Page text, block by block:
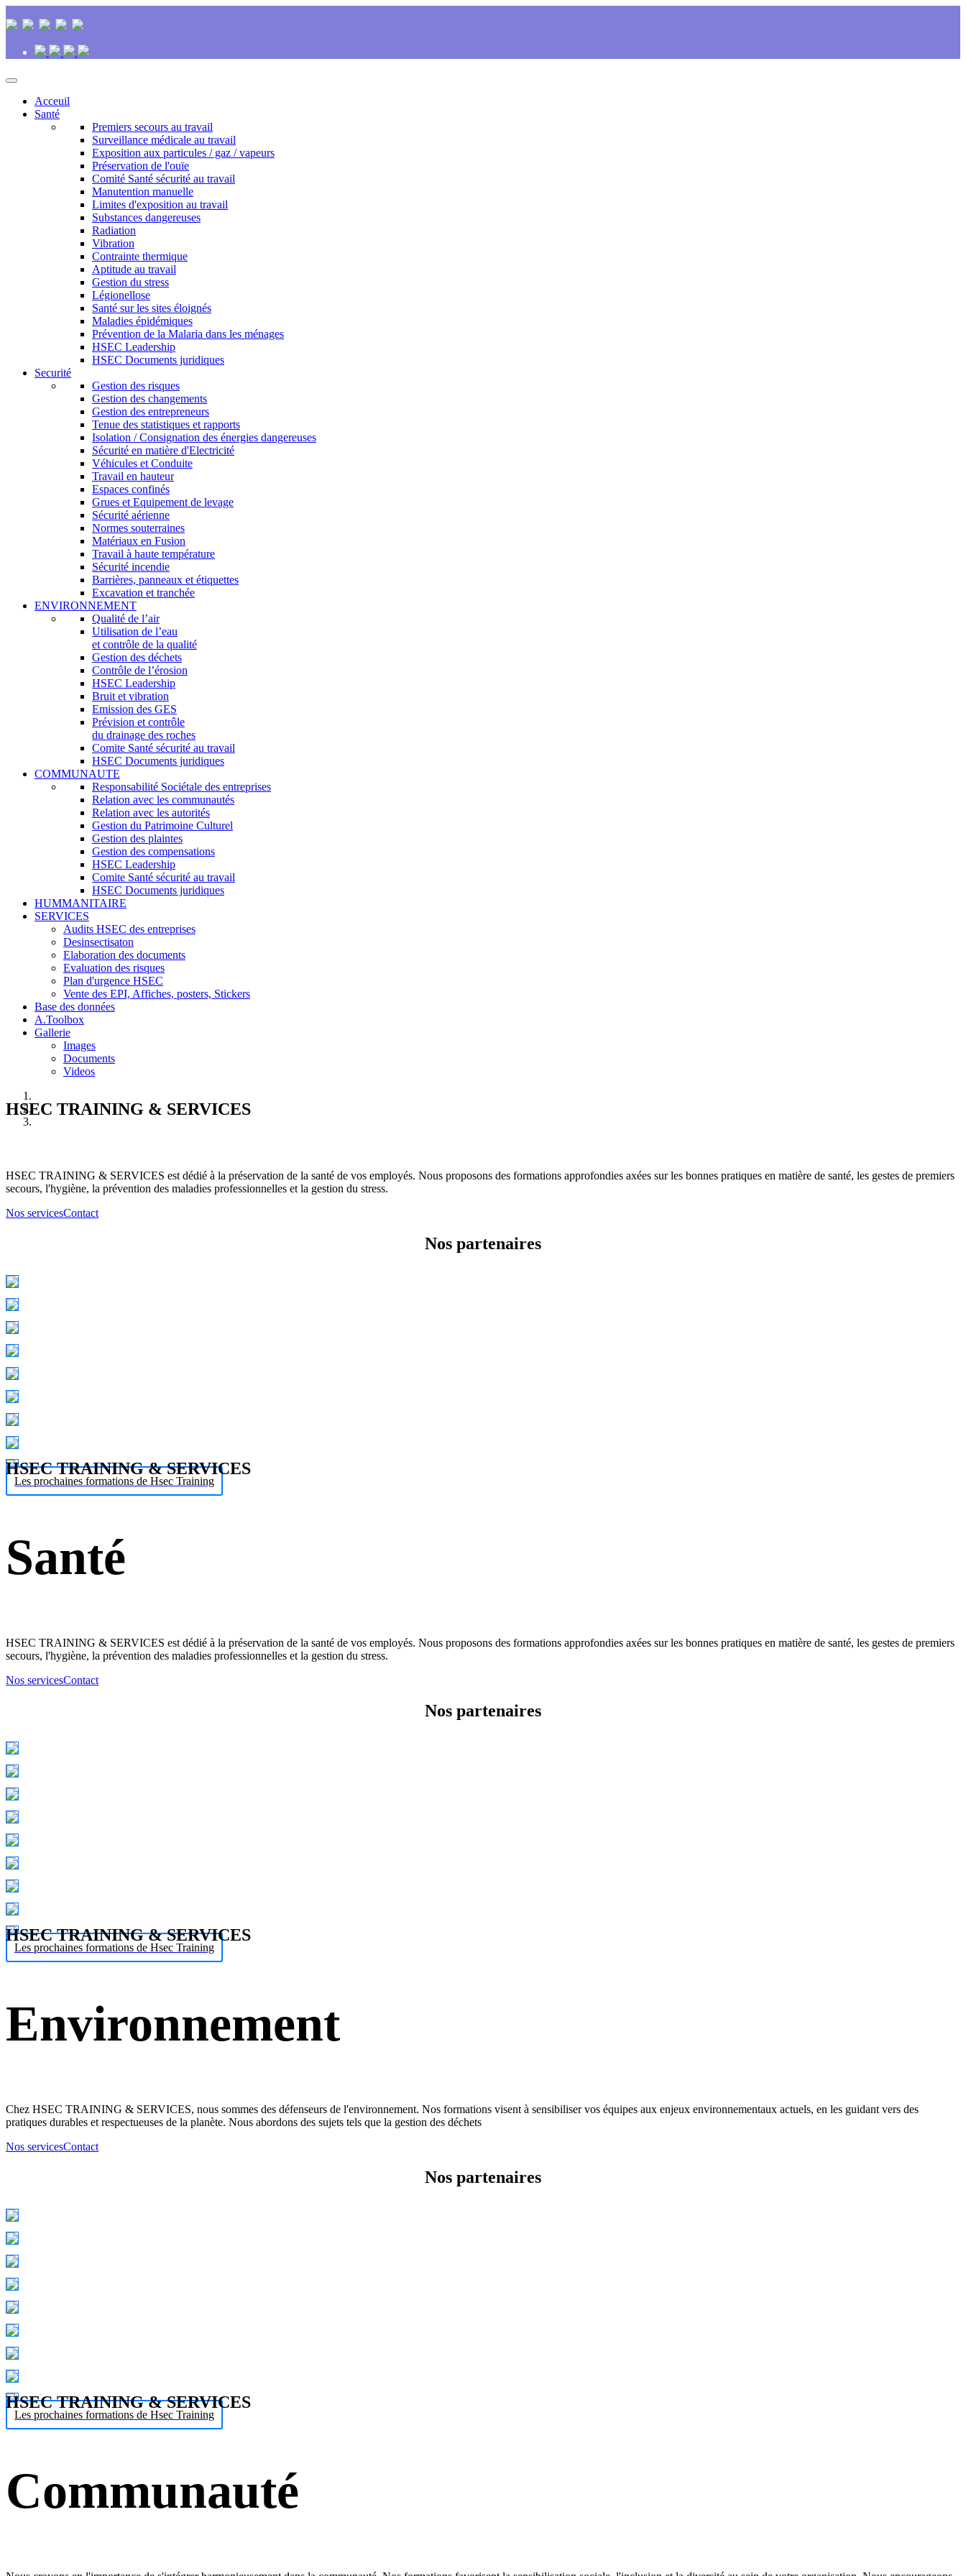
Acceuil
Santé
Premiers secours au travail
Surveillance médicale au travail
Exposition aux particules / gaz / vapeurs
Préservation de l'ouïe
Comité Santé sécurité au travail
Manutention manuelle
Limites d'exposition au travail
Substances dangereuses
Radiation
Vibration
Contrainte thermique
Aptitude au travail
Gestion du stress
Légionellose
Santé sur les sites éloignés
Maladies épidémiques
Prévention de la Malaria dans les ménages
HSEC Leadership
HSEC Documents juridiques
Securité
Gestion des risques
Gestion des changements
Gestion des entrepreneurs
Tenue des statistiques et rapports
Isolation / Consignation des énergies dangereuses
Sécurité en matière d'Electricité
Véhicules et Conduite
Travail en hauteur
Espaces confinés
Grues et Equipement de levage
Sécurité aérienne
Normes souterraines
Matériaux en Fusion
Travail à haute température
Sécurité incendie
Barrières, panneaux et étiquettes
Excavation et tranchée
ENVIRONNEMENT
Qualité de l’air
Utilisation de l’eau
et contrôle de la qualité
Gestion des déchets
Contrôle de l’érosion
HSEC Leadership
Bruit et vibration
Emission des GES
Prévision et contrôle
du drainage des roches
Comite Santé sécurité au travail
HSEC Documents juridiques
COMMUNAUTE
Responsabilité Sociétale des entreprises
Relation avec les communautés
Relation avec les autorités
Gestion du Patrimoine Culturel
Gestion des plaintes
Gestion des compensations
HSEC Leadership
Comite Santé sécurité au travail
HSEC Documents juridiques
HUMMANITAIRE
SERVICES
Audits HSEC des entreprises
Desinsectisaton
Elaboration des documents
Evaluation des risques
Plan d'urgence HSEC
Vente des EPI, Affiches, posters, Stickers
Base des données
A.Toolbox
Gallerie
Images
Documents
Videos
HSEC TRAINING & SERVICES
HSEC TRAINING & SERVICES est dédié à la préservation de la santé de vos employés. Nous proposons des formations approfondies axées sur les bonnes pratiques en matière de santé, les gestes de premiers
secours, l'hygiène, la prévention des maladies professionnelles et la gestion du stress.
Nos servicesContact
Nos partenaires
Les prochaines formations de Hsec Training
HSEC TRAINING & SERVICES
Santé
HSEC TRAINING & SERVICES est dédié à la préservation de la santé de vos employés. Nous proposons des formations approfondies axées sur les bonnes pratiques en matière de santé, les gestes de premiers
secours, l'hygiène, la prévention des maladies professionnelles et la gestion du stress.
Nos servicesContact
Nos partenaires
Les prochaines formations de Hsec Training
HSEC TRAINING & SERVICES
Environnement
Chez HSEC TRAINING & SERVICES, nous sommes des défenseurs de l'environnement. Nos formations visent à sensibiliser vos équipes aux enjeux environnementaux actuels, en les guidant vers des
pratiques durables et respectueuses de la planète. Nous abordons des sujets tels que la gestion des déchets
Nos servicesContact
Nos partenaires
Les prochaines formations de Hsec Training
HSEC TRAINING & SERVICES
Communauté